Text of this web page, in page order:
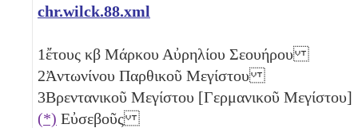
chr.wilck.88.xml
1ἔτους κβ Μάρκου Αὐρηλίου Σεουήρου
2Ἀντωνίνου Παρθικοῦ Μεγίστου
3Βρεντανικοῦ Μεγίστου [Γερμανικοῦ Μεγίστου]
(*) Εὐσεβοῦς